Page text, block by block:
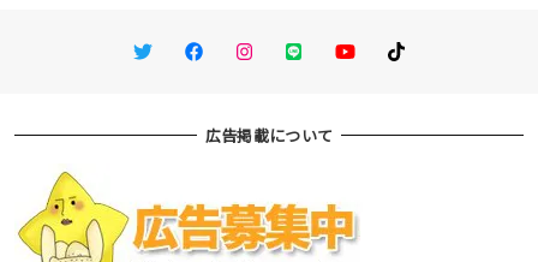
TwitterFacebookInstagram
LINE You TubeTikTok
広告掲載について